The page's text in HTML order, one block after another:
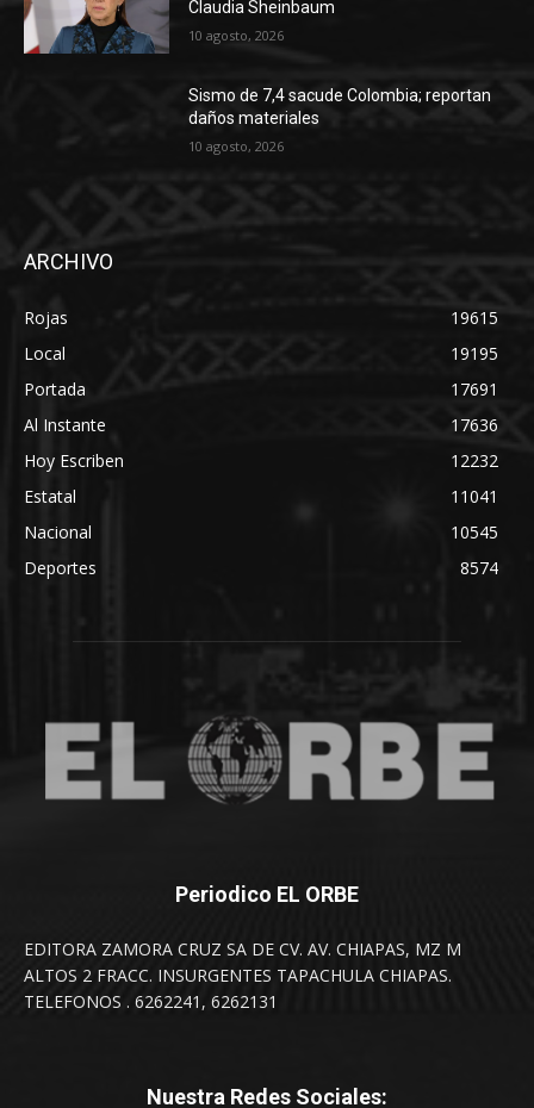
Claudia Sheinbaum
10 agosto, 2026
Sismo de 7,4 sacude Colombia; reportan
daños materiales
10 agosto, 2026
ARCHIVO
Rojas
19615
Local
19195
Portada
17691
Al Instante
17636
Hoy Escriben
12232
Estatal
11041
Nacional
10545
Deportes
8574
Periodico EL ORBE
EDITORA ZAMORA CRUZ SA DE CV. AV. CHIAPAS, MZ M
ALTOS 2 FRACC. INSURGENTES TAPACHULA CHIAPAS.
TELEFONOS . 6262241, 6262131
Nuestra Redes Sociales: